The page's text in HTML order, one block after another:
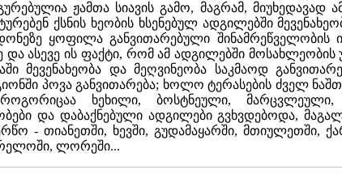
ჟამთა სიავის გამო, მაგრამ,
ქსნის ხეობის ხსენებულ ადგილებში
ყოფილა განვითარებული შინამრეწველობის
ასევე ის ფაქტი, რომ ამ ადგილებში მოსახლეობის
მევენახეობა და მეღვინეობა საკმაოდ
პოვა განვითარება; ხოლო ტერასების ძველ
როგორიცაა ხეხილი, ბოსტნეული,
და დაბაქნებული ადგილები გვხვდებოდა,
- თიანეთში, ხევში, გუდამაყარში, მთიულეთში,
ლორეში...